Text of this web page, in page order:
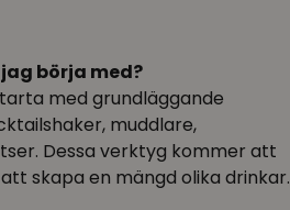
börja med?
med grundläggande
muddlare,
Dessa verktyg kommer att
skapa en mängd olika drinkar.